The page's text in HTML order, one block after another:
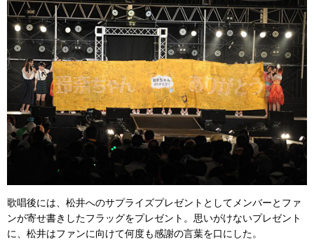
歌唱後には、松井へのサプライズプレゼントとしてメンバーとファ
ンが寄せ書きしたフラッグをプレゼント。思いがけないプレゼント
に、松井はファンに向けて何度も感謝の言葉を口にした。